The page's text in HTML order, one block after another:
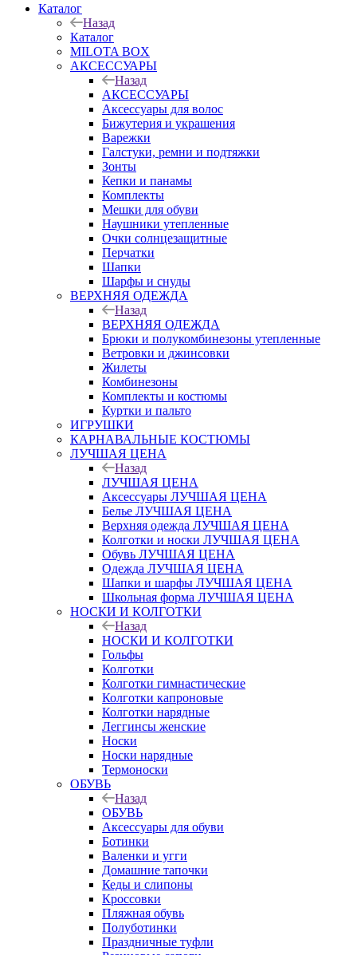
Каталог
Назад
Каталог
MILOTA BOX
АКСЕССУАРЫ
Назад
АКСЕССУАРЫ
Аксессуары для волос
Бижутерия и украшения
Варежки
Галстуки, ремни и подтяжки
Зонты
Кепки и панамы
Комплекты
Мешки для обуви
Наушники утепленные
Очки солнцезащитные
Перчатки
Шапки
Шарфы и снуды
ВЕРХНЯЯ ОДЕЖДА
Назад
ВЕРХНЯЯ ОДЕЖДА
Брюки и полукомбинезоны утепленные
Ветровки и джинсовки
Жилеты
Комбинезоны
Комплекты и костюмы
Куртки и пальто
ИГРУШКИ
КАРНАВАЛЬНЫЕ КОСТЮМЫ
ЛУЧШАЯ ЦЕНА
Назад
ЛУЧШАЯ ЦЕНА
Аксессуары ЛУЧШАЯ ЦЕНА
Белье ЛУЧШАЯ ЦЕНА
Верхняя одежда ЛУЧШАЯ ЦЕНА
Колготки и носки ЛУЧШАЯ ЦЕНА
Обувь ЛУЧШАЯ ЦЕНА
Одежда ЛУЧШАЯ ЦЕНА
Шапки и шарфы ЛУЧШАЯ ЦЕНА
Школьная форма ЛУЧШАЯ ЦЕНА
НОСКИ И КОЛГОТКИ
Назад
НОСКИ И КОЛГОТКИ
Гольфы
Колготки
Колготки гимнастические
Колготки капроновые
Колготки нарядные
Леггинсы женские
Носки
Носки нарядные
Термоноски
ОБУВЬ
Назад
ОБУВЬ
Аксессуары для обуви
Ботинки
Валенки и угги
Домашние тапочки
Кеды и слипоны
Кроссовки
Пляжная обувь
Полуботинки
Праздничные туфли